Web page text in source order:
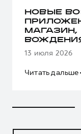
НОВЫЕ
МАГАЗИН,
13 июля 2026
Читать дальше